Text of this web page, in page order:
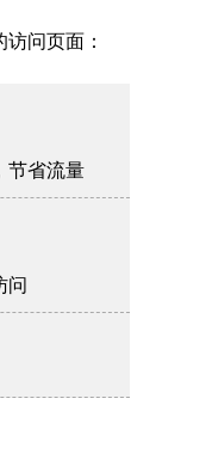
问页面：
节省流量
问